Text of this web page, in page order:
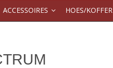
ACCESSOIRES HOES/KOFFER